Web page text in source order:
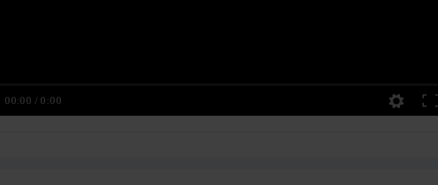
00:00 /0:00